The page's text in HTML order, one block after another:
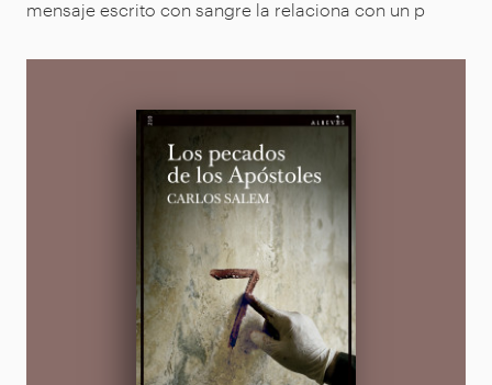
mensaje escrito con sangre la relaciona con un p